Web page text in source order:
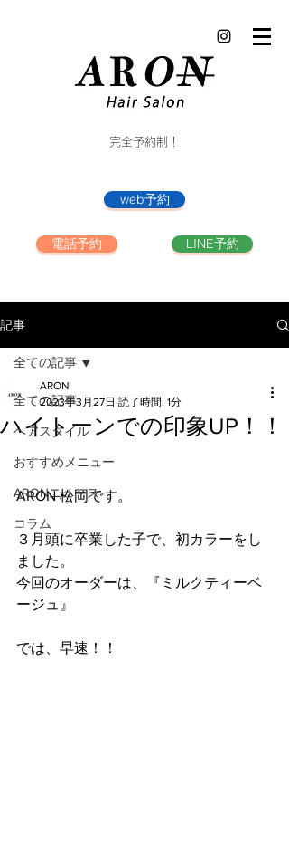
完全予約制！
web予約
電話予約 LINE予約
記事
全ての記事
ヘアスタイル
おすすめメニュー
ARONニュース
コラム
全ての記事
ハイトーンでの印象UP！！
ARON
2023年3月27日 読了時間: 1分
ARON 松岡です。
３月頭に卒業した子で、初カラーをし
ました。
今回のオーダーは、『ミルクティーベ
ージュ』
では、早速！！